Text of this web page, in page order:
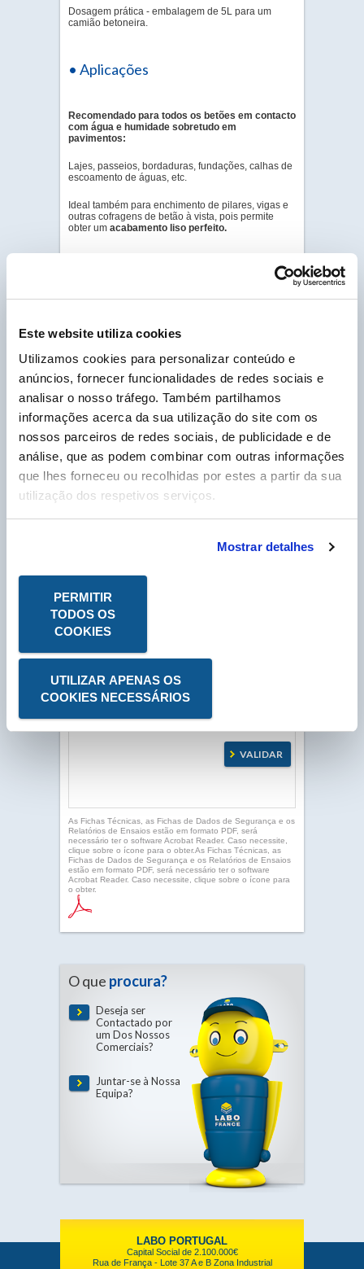
Este website utiliza cookies
Utilizamos cookies para personalizar conteúdo e
anúncios, fornecer funcionalidades de redes sociais e
analisar o nosso tráfego. Também partilhamos
informações acerca da sua utilização do site com os
nossos parceiros de redes sociais, de publicidade e de
análise, que as podem combinar com outras informações
que lhes forneceu ou recolhidas por estes a partir da sua
utilização dos respetivos serviços.
Mostrar detalhes
PERMITIR
TODOS OS
COOKIES
UTILIZAR APENAS OS
COOKIES NECESSÁRIOS
GALERIA DE FOTOS
PDF - DOC TÉCNICO
PDF - FICHA DE
DADOS DE SEGURANÇA
Cliente Labo Portugal, por favor insira o seu nº
que começa por um P, para poder descarregar as
P
* Campo obrigatório
As Fichas Técnicas, as Fichas de Dados de Segurança e os
Relatórios de Ensaios estão em formato PDF, será
necessário ter o software Acrobat Reader. Caso necessite,
clique sobre o ícone para o obter.As Fichas Técnicas, as
Fichas de Dados de Segurança e os Relatórios de Ensaios
estão em formato PDF, será necessário ter o software
Acrobat Reader. Caso necessite, clique sobre o ícone para
o obter.
Dosagem prática - embalagem de 5L para um
camião betoneira.
• Aplicações
Recomendado para todos os betões em contacto
com água e humidade sobretudo em
pavimentos:
Lajes, passeios, bordaduras, fundações, calhas de
escoamento de águas, etc.
Ideal também para enchimento de pilares, vigas e
outras cofragens de betão à vista, pois permite
obter um acabamento liso perfeito.
Para mais informações, por favor descarregue a
O que procura?
Deseja ser
Contactado por
um Dos Nossos
Comerciais?
Juntar-se à Nossa
Equipa?
LABO PORTUGAL
Capital Social de 2.100.000€
Rua de França - Lote 37 A e B Zona Industrial